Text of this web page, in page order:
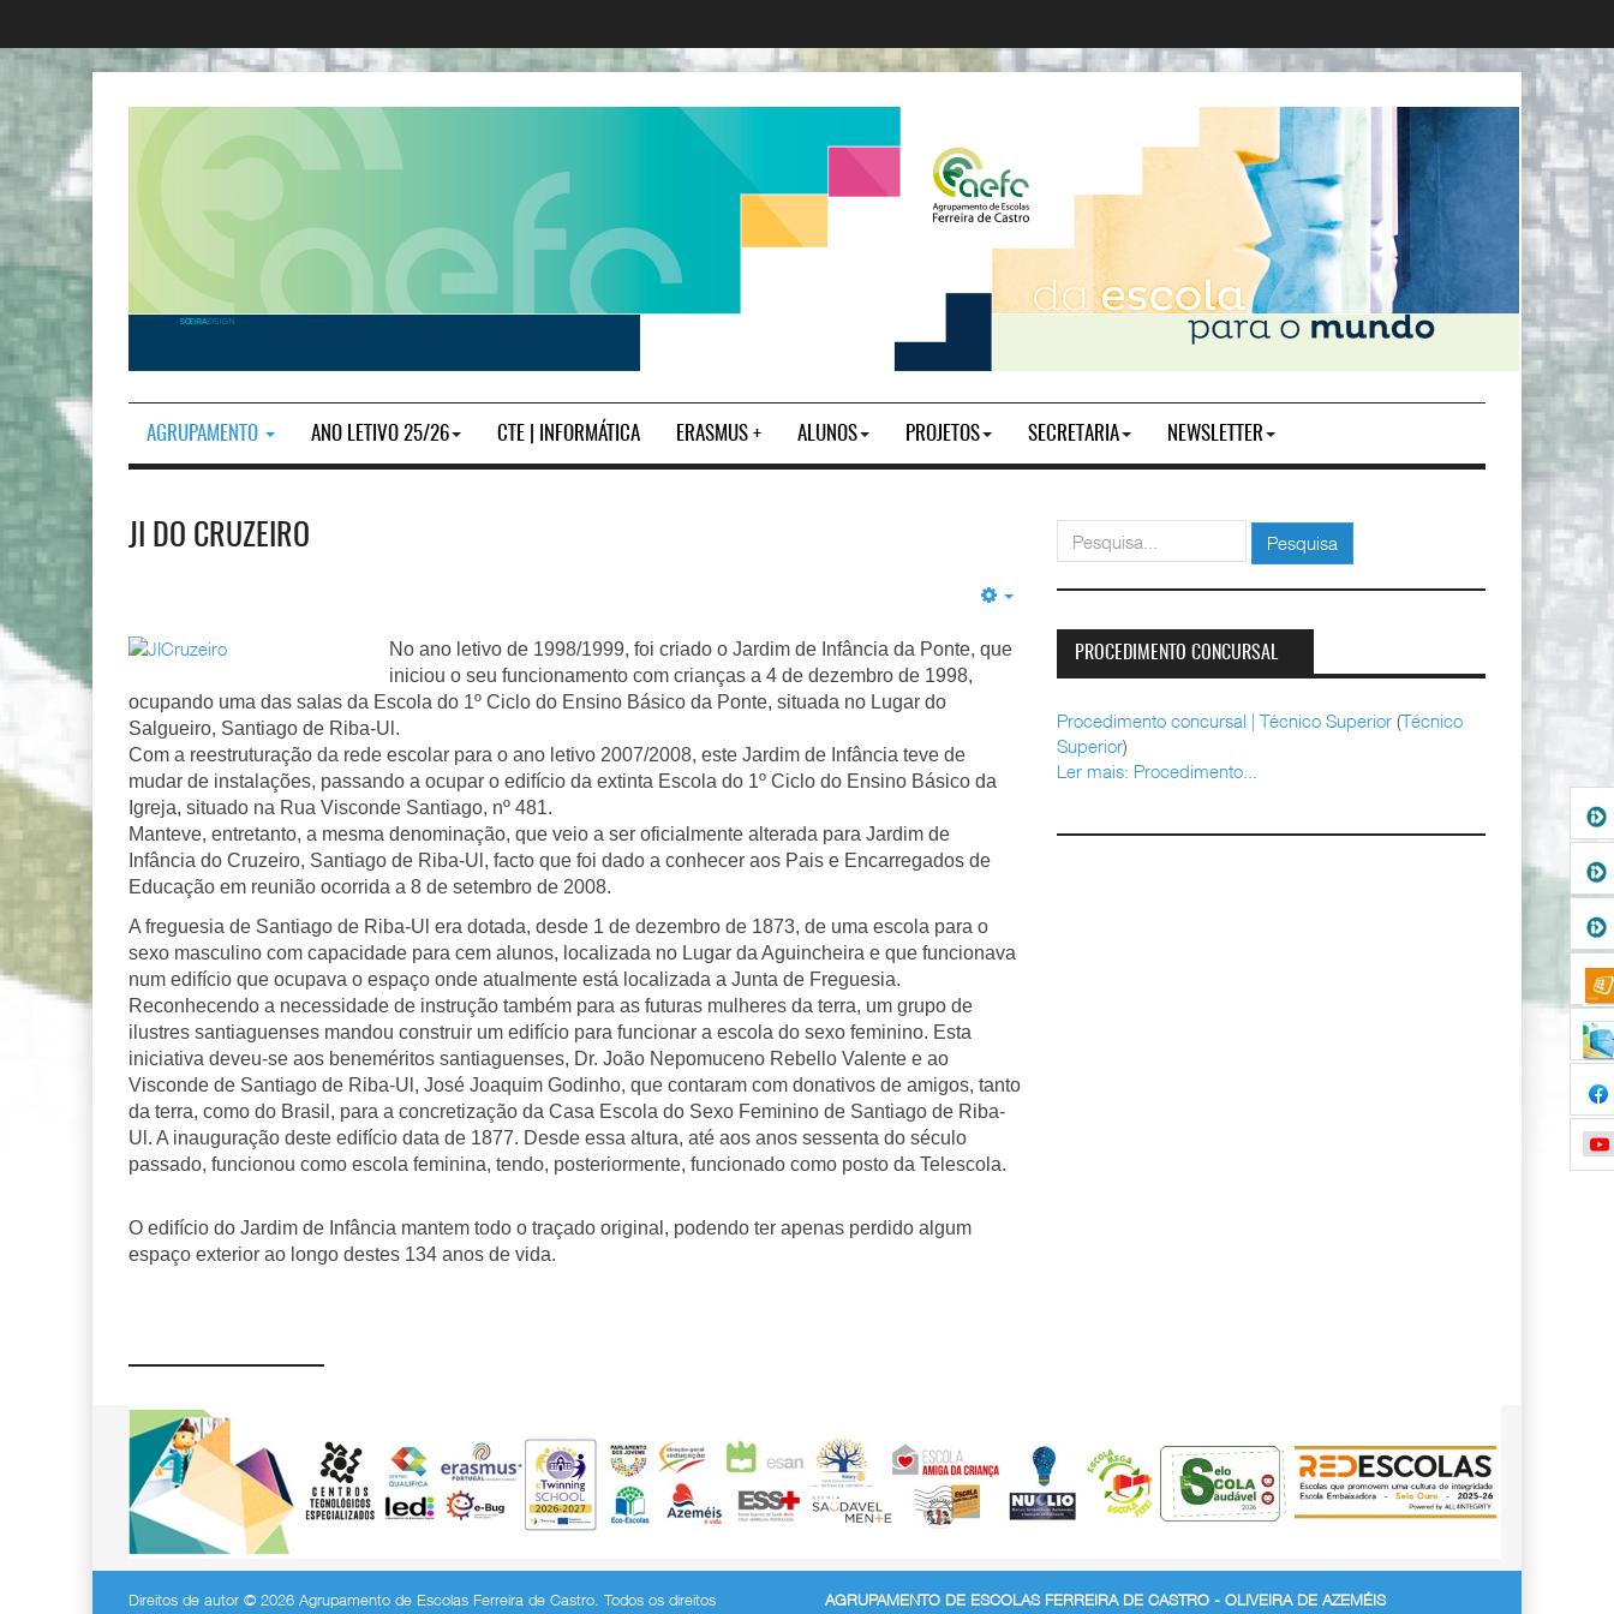
AGRUPAMENTO ANO LETIVO 25/26 CTE | INFORMÁTICA ERASMUS + ALUNOS PROJETOS SECRETARIA NEWSLETTER
JI DO CRUZEIRO
No ano letivo de 1998/1999, foi criado o Jardim de Infância da Ponte, que
iniciou o seu funcionamento com crianças a 4 de dezembro de 1998,
ocupando uma das salas da Escola do 1º Ciclo do Ensino Básico da Ponte, situada no Lugar do
Salgueiro, Santiago de Riba-Ul.
Com a reestruturação da rede escolar para o ano letivo 2007/2008, este Jardim de Infância teve de
mudar de instalações, passando a ocupar o edifício da extinta Escola do 1º Ciclo do Ensino Básico da
Igreja, situado na Rua Visconde Santiago, nº 481.
Manteve, entretanto, a mesma denominação, que veio a ser oficialmente alterada para Jardim de
Infância do Cruzeiro, Santiago de Riba-Ul, facto que foi dado a conhecer aos Pais e Encarregados de
Educação em reunião ocorrida a 8 de setembro de 2008.
A freguesia de Santiago de Riba-Ul era dotada, desde 1 de dezembro de 1873, de uma escola para o
sexo masculino com capacidade para cem alunos, localizada no Lugar da Aguincheira e que funcionava
num edifício que ocupava o espaço onde atualmente está localizada a Junta de Freguesia.
Reconhecendo a necessidade de instrução também para as futuras mulheres da terra, um grupo de
ilustres santiaguenses mandou construir um edifício para funcionar a escola do sexo feminino. Esta
iniciativa deveu-se aos beneméritos santiaguenses, Dr. João Nepomuceno Rebello Valente e ao
Visconde de Santiago de Riba-Ul, José Joaquim Godinho, que contaram com donativos de amigos, tanto
da terra, como do Brasil, para a concretização da Casa Escola do Sexo Feminino de Santiago de Riba-
Ul. A inauguração deste edifício data de 1877. Desde essa altura, até aos anos sessenta do século
passado, funcionou como escola feminina, tendo, posteriormente, funcionado como posto da Telescola.
O edifício do Jardim de Infância mantem todo o traçado original, podendo ter apenas perdido algum
espaço exterior ao longo destes 134 anos de vida.
pesquisar Pesquisa
PROCEDIMENTO CONCURSAL
Procedimento concursal | Técnico Superior (Técnico
Superior)
Ler mais: Procedimento...
Direitos de autor © 2026 Agrupamento de Escolas Ferreira de Castro. Todos os direitos
AGRUPAMENTO DE ESCOLAS FERREIRA DE CASTRO - OLIVEIRA DE AZEMÉIS